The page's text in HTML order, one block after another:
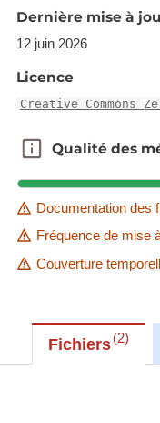
Dernière mise à
12 juin 2026
Licence
Creative Commons
Qualité des
Qualité des
Documentation des
Fréquence de mise
Couverture
Fichiers 2